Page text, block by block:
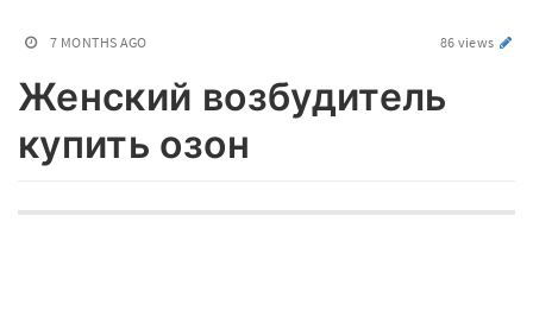
7 MONTHS AGO 86 views
Женский возбудитель
купить озон